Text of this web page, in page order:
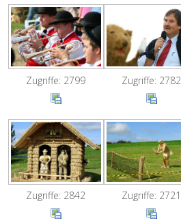
Zugriffe: 2799 Zugriffe: 2782
Zugriffe: 2842 Zugriffe: 2721